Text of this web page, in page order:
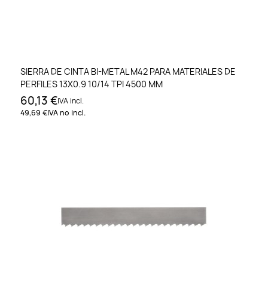
SIERRA DE CINTA BI-METAL M42 PARA MATERIALES DE
PERFILES 13X0.9 10/14 TPI 4500 MM
60,13 €IVA incl.
49,69 €IVA no incl.